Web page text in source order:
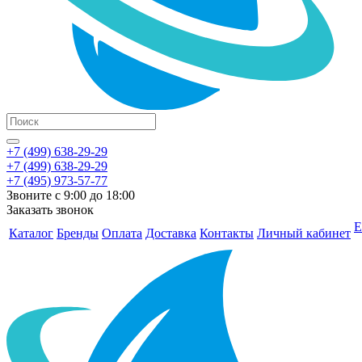
+7 (499) 638-29-29
+7 (499) 638-29-29
+7 (495) 973-57-77
Звоните с 9:00 до 18:00
Заказать звонок
Каталог Бренды Оплата Доставка Контакты Личный кабинет